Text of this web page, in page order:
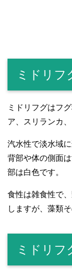
ミドリフ
ミドリフグはフ
ア、スリランカ
汽水性で淡水域
背部や体の側面
部は白色です。
食性は雑食性で
しますが、藻類
ミドリフ